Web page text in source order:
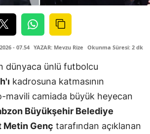
- 07.54 YAZAR: Mevzu Rize Okunma Süresi: 2 dk
dünyaca ünlü futbolcu
kadrosuna katmasının
mavili camiada büyük heyecan
Büyükşehir Belediye
Metin Genç tarafından açıklanan